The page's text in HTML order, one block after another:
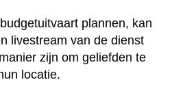
plannen, kan
livestream van de dienst
zijn om geliefden te
locatie.